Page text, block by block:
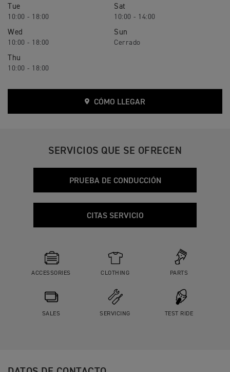
Tue
10:00 - 18:00
Wed
10:00 - 18:00
Thu
10:00 - 18:00
Sat
10:00 - 14:00
Sun
CÓMO LLEGAR
SERVICIOS QUE SE OFRECEN
PRUEBA DE CONDUCCIÓN
CITAS SERVICIO
ACCESSORIES CLOTHING PARTS
SALES SERVICING TEST RIDE